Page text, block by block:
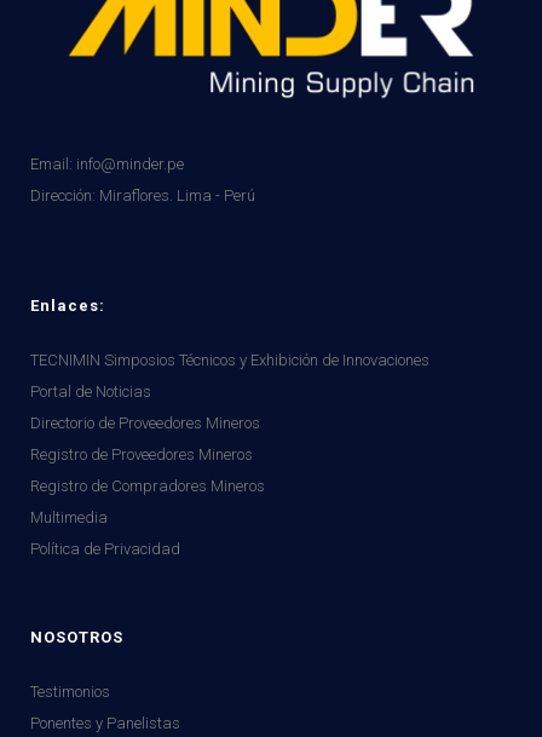
Email: info@minder.pe
Dirección: Miraflores. Lima - Perú
Enlaces:
TECNIMIN Simposios Técnicos y Exhibición de Innovaciones
Portal de Noticias
Directorio de Proveedores Mineros
Registro de Proveedores Mineros
Registro de Compradores Mineros
Multimedia
Política de Privacidad
NOSOTROS
Testimonios
Ponentes y Panelistas